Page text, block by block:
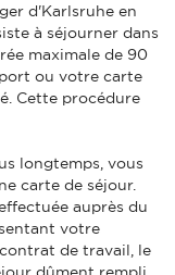
d'Karlsruhe en
à séjourner dans
maximale de 90
ou votre carte
Cette procédure
longtemps, vous
carte de séjour.
auprès du
votre
de travail, le
dûment rempli